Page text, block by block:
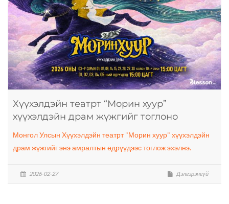
Хүүхэлдэйн театрт “Морин хуур”
хүүхэлдэйн драм жүжгийг тоглоно
Монгол Улсын Хүүхэлдэйн театрт "Морин хуур" хүүхэлдэйн
драм жүжгийг энэ амралтын өдрүүдээс тоглож эхэлнэ.
2026-02-27 Дэлгэрэнгүй